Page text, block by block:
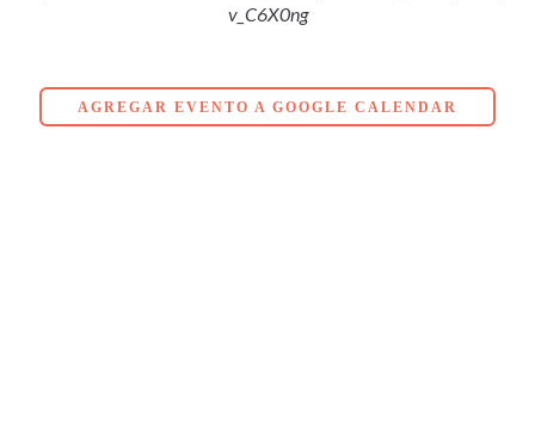
v_C6X0ng
AGREGAR EVENTO A GOOGLE CALENDAR